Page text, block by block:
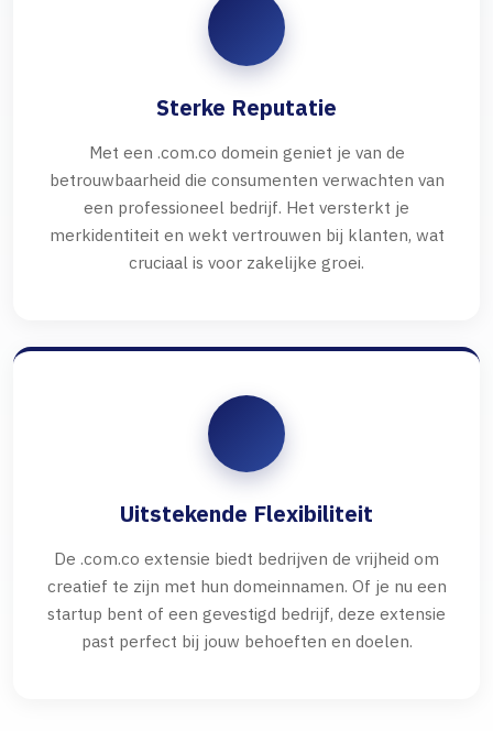
Sterke Reputatie
Met een .com.co domein geniet je van de
betrouwbaarheid die consumenten verwachten van
een professioneel bedrijf. Het versterkt je
merkidentiteit en wekt vertrouwen bij klanten, wat
cruciaal is voor zakelijke groei.
Uitstekende Flexibiliteit
De .com.co extensie biedt bedrijven de vrijheid om
creatief te zijn met hun domeinnamen. Of je nu een
startup bent of een gevestigd bedrijf, deze extensie
past perfect bij jouw behoeften en doelen.